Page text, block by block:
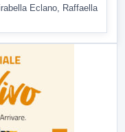
Eclano, Raffaella